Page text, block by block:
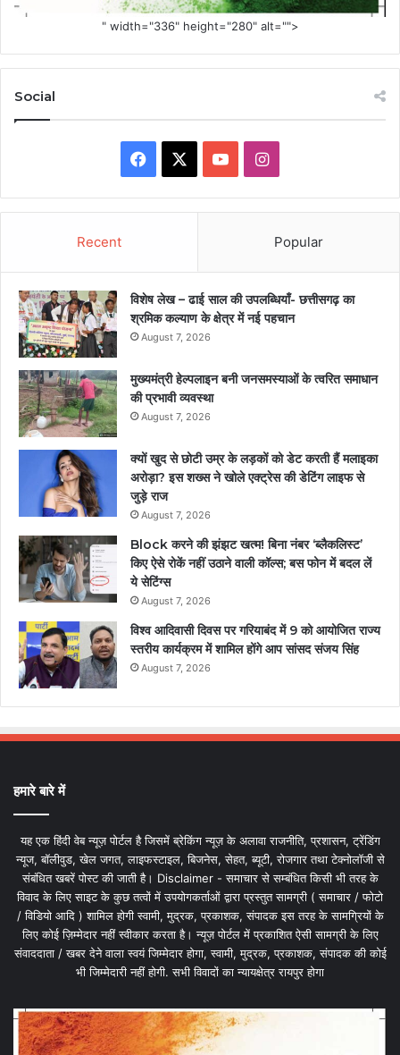
" width="336" height="280" alt="">
Social
Facebook YouTubeInstagram
Recent Popular
विशेष लेख – ढाई साल की उपलब्धियाँ- छत्तीसगढ़ का
श्रमिक कल्याण के क्षेत्र में नई पहचान
August 7, 2026
मुख्यमंत्री हेल्पलाइन बनी जनसमस्याओं के त्वरित समाधान
की प्रभावी व्यवस्था
August 7, 2026
क्यों खुद से छोटी उम्र के लड़कों को डेट करती हैं मलाइका
अरोड़ा? इस शख्स ने खोले एक्ट्रेस की डेटिंग लाइफ से
जुड़े राज
August 7, 2026
Block करने की झंझट खत्म! बिना नंबर ‘ब्लैकलिस्ट’
किए ऐसे रोकें नहीं उठाने वाली कॉल्स; बस फोन में बदल लें
ये सेटिंग्स
August 7, 2026
विश्व आदिवासी दिवस पर गरियाबंद में 9 को आयोजित राज्य
स्तरीय कार्यक्रम में शामिल होंगे आप सांसद संजय सिंह
August 7, 2026
हमारे बारे में
यह एक हिंदी वेब न्यूज़ पोर्टल है जिसमें ब्रेकिंग न्यूज़ के अलावा राजनीति, प्रशासन, ट्रेंडिंग
न्यूज, बॉलीवुड, खेल जगत, लाइफस्टाइल, बिजनेस, सेहत, ब्यूटी, रोजगार तथा टेक्नोलॉजी से
संबंधित खबरें पोस्ट की जाती है। Disclaimer - समाचार से सम्बंधित किसी भी तरह के
विवाद के लिए साइट के कुछ तत्वों में उपयोगकर्ताओं द्वारा प्रस्तुत सामग्री ( समाचार / फोटो
/ विडियो आदि ) शामिल होगी स्वामी, मुद्रक, प्रकाशक, संपादक इस तरह के सामग्रियों के
लिए कोई ज़िम्मेदार नहीं स्वीकार करता है। न्यूज़ पोर्टल में प्रकाशित ऐसी सामग्री के लिए
संवाददाता / खबर देने वाला स्वयं जिम्मेदार होगा, स्वामी, मुद्रक, प्रकाशक, संपादक की कोई
भी जिम्मेदारी नहीं होगी. सभी विवादों का न्यायक्षेत्र रायपुर होगा